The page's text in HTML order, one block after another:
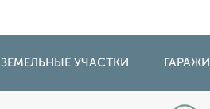
ЗЕМЕЛЬНЫЕ УЧАСТКИ